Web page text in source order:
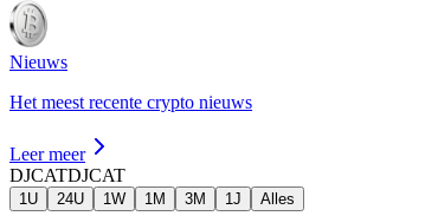
Nieuws
Het meest recente crypto nieuws
Leer meer
DJCATDJCAT
1U 24U 1W 1M 3M 1J Alles